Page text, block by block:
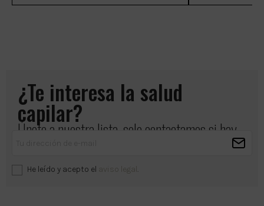
¿Te interesa la salud
capilar?
Únete a nuestra lista, solo contactamos si hay
He leído y acepto el aviso legal .